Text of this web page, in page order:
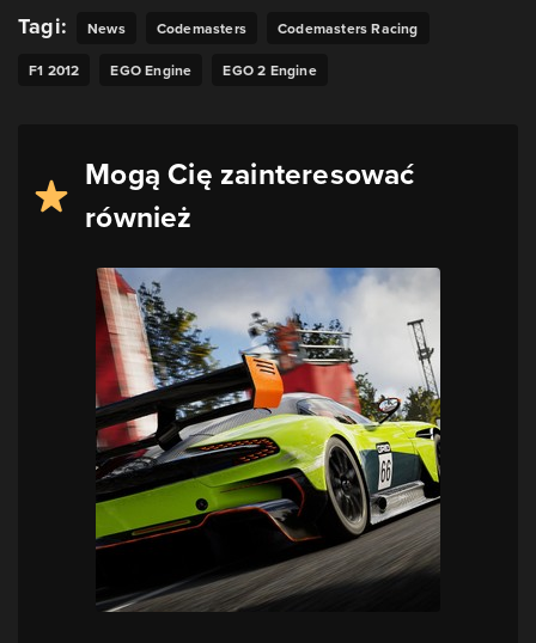
Tagi: News Codemasters Codemasters Racing
F1 2012 EGO Engine EGO 2 Engine
Mogą Cię zainteresować
również